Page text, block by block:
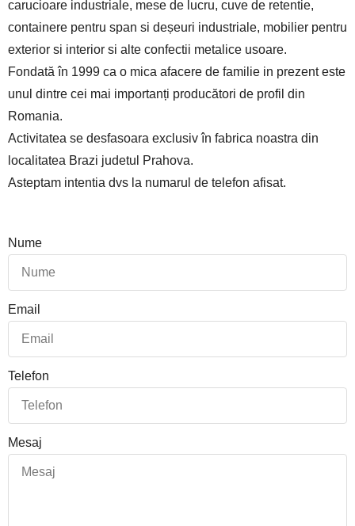
carucioare industriale, mese de lucru, cuve de retentie,
containere pentru span si deșeuri industriale, mobilier pentru
exterior si interior si alte confectii metalice usoare.
Fondată în 1999 ca o mica afacere de familie in prezent este
unul dintre cei mai importanți producători de profil din
Romania.
Activitatea se desfasoara exclusiv în fabrica noastra din
localitatea Brazi judetul Prahova.
Asteptam intentia dvs la numarul de telefon afisat.
Nume
Email
Telefon
Mesaj